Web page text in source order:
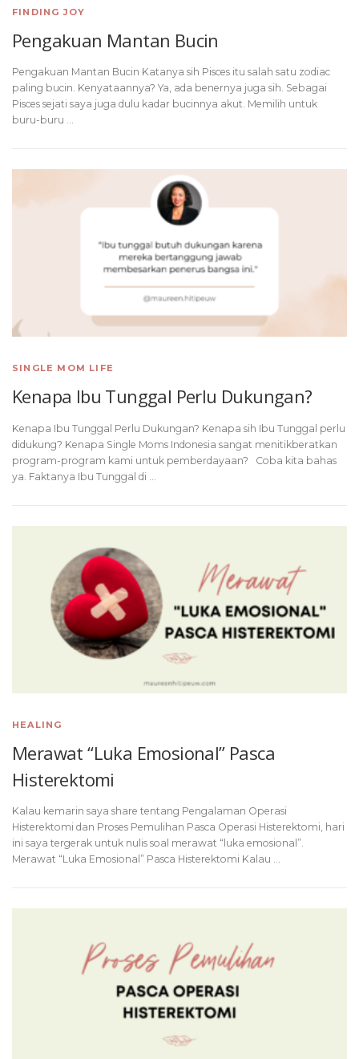
FINDING JOY
Pengakuan Mantan Bucin
Pengakuan Mantan Bucin Katanya sih Pisces itu salah satu zodiac
paling bucin. Kenyataannya? Ya, ada benernya juga sih. Sebagai
Pisces sejati saya juga dulu kadar bucinnya akut. Memilih untuk
buru-buru …
SINGLE MOM LIFE
Kenapa Ibu Tunggal Perlu Dukungan?
Kenapa Ibu Tunggal Perlu Dukungan? Kenapa sih Ibu Tunggal perlu
didukung? Kenapa Single Moms Indonesia sangat menitikberatkan
program-program kami untuk pemberdayaan? Coba kita bahas
ya. Faktanya Ibu Tunggal di …
HEALING
Merawat “Luka Emosional” Pasca
Histerektomi
Kalau kemarin saya share tentang Pengalaman Operasi
Histerektomi dan Proses Pemulihan Pasca Operasi Histerektomi, hari
ini saya tergerak untuk nulis soal merawat “luka emosional”.
Merawat “Luka Emosional” Pasca Histerektomi Kalau …